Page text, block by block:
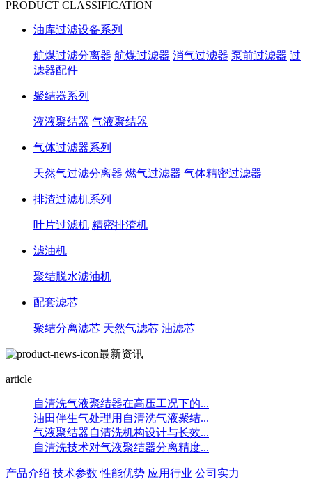
PRODUCT CLASSIFICATION
油库过滤设备系列
航煤过滤分离器 航煤过滤器 消气过滤器 泵前过滤器 过
滤器配件
聚结器系列
液液聚结器 气液聚结器
气体过滤器系列
天然气过滤分离器 燃气过滤器 气体精密过滤器
排渣过滤机系列
叶片过滤机 精密排渣机
滤油机
聚结脱水滤油机
配套滤芯
聚结分离滤芯 天然气滤芯 油滤芯
最新资讯
article
自清洗气液聚结器在高压工况下的...
油田伴生气处理用自清洗气液聚结...
气液聚结器自清洗机构设计与长效...
自清洗技术对气液聚结器分离精度...
产品介绍 技术参数 性能优势 应用行业 公司实力